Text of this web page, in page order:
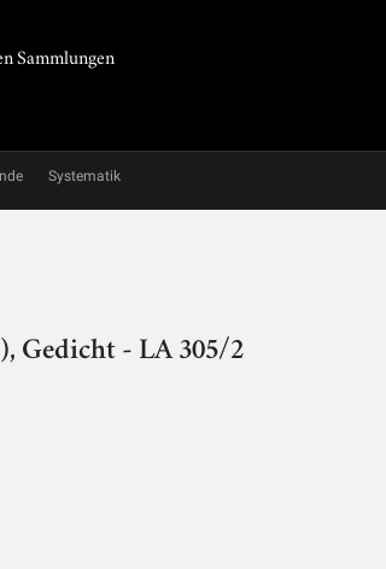
Sammlungen
Systematik
Gedicht - LA 305/2